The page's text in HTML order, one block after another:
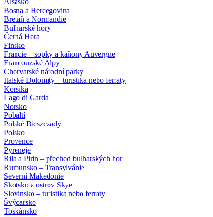
Alsasko
Bosna a Hercegovina
Bretaň a Normandie
Bulharské hory
Černá Hora
Finsko
Francie – sopky a kaňony Auvergne
Francouzské Alpy
Chorvatské národní parky
Italské Dolomity – turistika nebo ferraty
Korsika
Lago di Garda
Norsko
Pobaltí
Polské Bieszczady
Polsko
Provence
Pyreneje
Rila a Pirin – přechod bulharských hor
Rumunsko – Transylvánie
Severní Makedonie
Skotsko a ostrov Skye
Slovinsko – turistika nebo ferraty
Švýcarsko
Toskánsko